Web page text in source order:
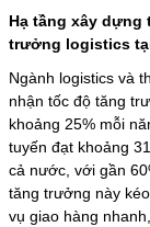
Hạ tầng xây dựng
trưởng logistics
Ngành logistics và
nhận tốc độ tăng
khoảng 25% mỗi
tuyến đạt khoảng
cả nước, với gần
tăng trưởng này
vụ giao hàng